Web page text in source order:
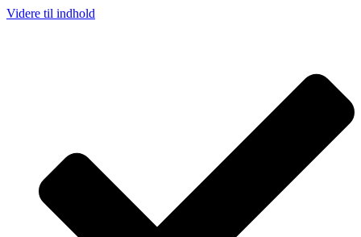
Videre til indhold